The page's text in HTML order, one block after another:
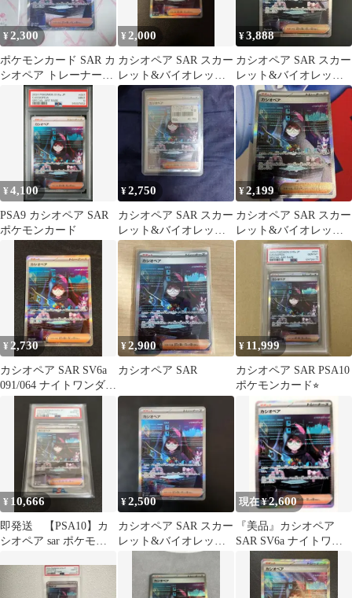
¥2,300
ポケモンカード SAR カ
シオペア トレーナーズ
あんしん鑑定可能
¥ 2,000
カシオペア SAR スカー
レット&バイオレット
拡張パック ナイトワン
ダラー …
¥3,888
カシオペア SAR スカー
レット&バイオレット
拡張パック ナイトワン
ダラー …
¥4,100
PSA9 カシオペア SAR
ポケモンカード
¥2,750
カシオペア SAR スカー
レット&バイオレット
拡張パック ナイトワン
ダラー …
¥2,199
カシオペア SAR スカー
レット&バイオレット
拡張パック ナイトワン
ダラー …
¥2,730
カシオペア SAR SV6a
091/064 ナイトワンダラ
¥2,900
カシオペア SAR
¥ 11,999
カシオペア SAR PSA10
ポケモンカード⭐︎
¥ 10,666
即発送 【PSA10】カ
シオペア sar ポケモン
¥2,500
カシオペア SAR スカー
レット&バイオレット
拡張パック ナイトワン
ダラー …
現在 ¥2,600
『美品』カシオペア
SAR SV6a ナイトワン